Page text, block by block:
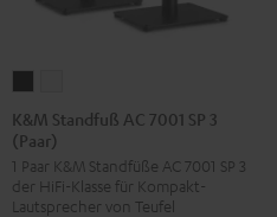
Standfuß
AC
7001
SP
Standfuß
7001
SP
K&M Standfuß AC 7001 SP 3
(Paar)
1 Paar K&M Standfüße AC 7001 SP 3
der HiFi-Klasse für Kompakt-
Lautsprecher von Teufel